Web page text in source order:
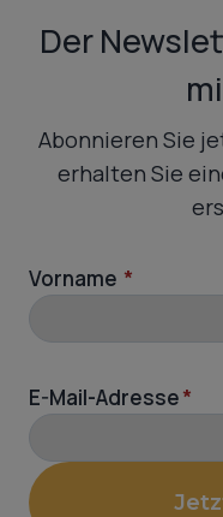
Der
Abonnieren Sie
erhalten Sie
Vorname *
E-Mail-Adresse*